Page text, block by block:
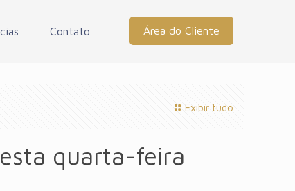
Contato Área do Cliente
Exibir tudo
quarta-feira